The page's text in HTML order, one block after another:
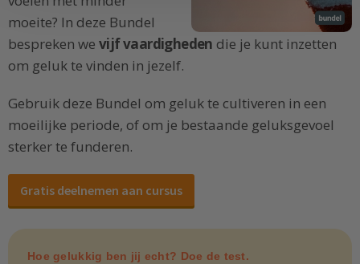
moeite? In deze Bundel
bespreken we vijf vaardigheden die je kunt inzetten
om geluk te vinden in jezelf.
Gebruik deze Bundel om geluk te cultiveren in een
moeilijke periode, of om je bestaande geluksgevoel
sterker te funderen.
Gratis deelnemen aan cursus
Hoe gelukkig ben jij echt? Doe de test.